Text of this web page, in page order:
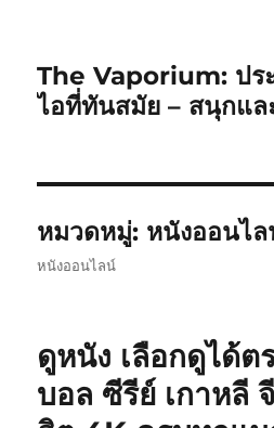
The Vaporium: ปร
ไอที่ทันสมัย – สนุกแ
หมวดหมู่: หนังออนไ
หนังออนไลน์
ดูหนัง เลือกดูได้ต
บอล ซีรีย์ เกาหลี